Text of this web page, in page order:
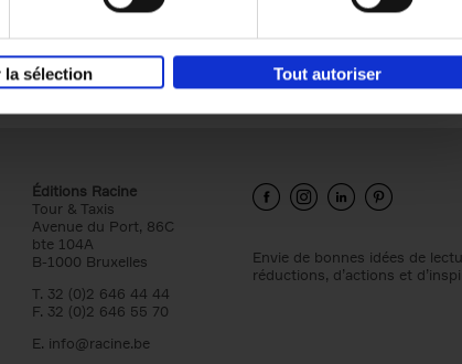
sélection Tout autoriser
Éditions Racine
Tour & Taxis
Avenue du Port, 86C
bte 104A
B-1000 Bruxelles
T. 32 (0)2 646 44 44
F. 32 (0)2 646 55 70
E. info@racine.be
Envie de bonnes idées de
réductions, d’actions et